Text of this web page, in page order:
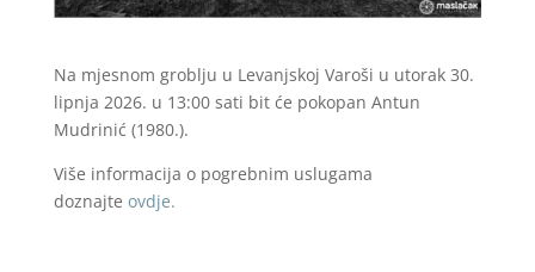
Na mjesnom groblju u Levanjskoj Varoši u utorak 30.
lipnja 2026. u 13:00 sati bit će pokopan Antun
Mudrinić (1980.).
Više informacija o pogrebnim uslugama
doznajte ovdje.